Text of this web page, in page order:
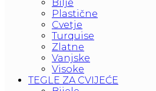
Bilje
Plastične
Cvetje
Turquise
Zlatne
Vanjske
Visoke
TEGLE ZA CVIJEĆE